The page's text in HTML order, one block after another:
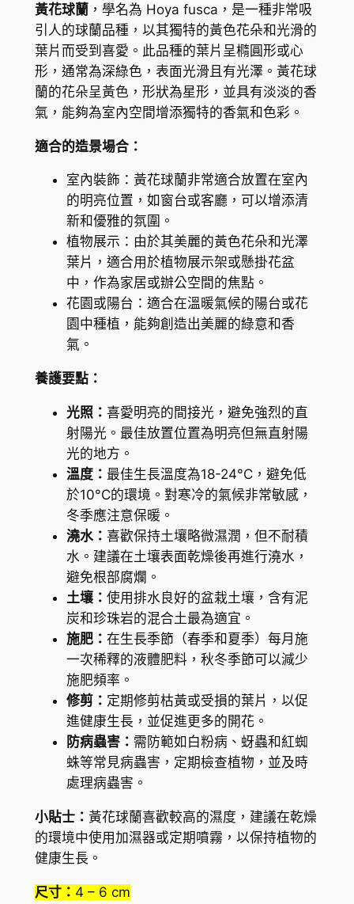
f
u
s
c
a
W
a
黃花球蘭，學名為 Hoya fusca ，是一種非常吸
引人的球蘭品種，以其獨特的黃色花朵和光滑的
葉片而受到喜愛。此品種的葉片呈橢圓形或心
形，通常為深綠色，表面光滑且有光澤。黃花球
蘭的花朵呈黃色，形狀為星形，並具有淡淡的香
氣，能夠為室內空間增添獨特的香氣和色彩。
適合的造景場合：
室內裝飾：黃花球蘭非常適合放置在室內
的明亮位置，如窗台或客廳，可以增添清
新和優雅的氛圍。
植物展示：由於其美麗的黃色花朵和光澤
葉片，適合用於植物展示架或懸掛花盆
中，作為家居或辦公空間的焦點。
花園或陽台：適合在溫暖氣候的陽台或花
園中種植，能夠創造出美麗的綠意和香
氣。
養護要點：
光照： 喜愛明亮的間接光，避免強烈的直
射陽光。最佳放置位置為明亮但無直射陽
光的地方。
溫度： 最佳生長溫度為18-24°C，避免低
於10°C的環境。對寒冷的氣候非常敏感，
冬季應注意保暖。
澆水： 喜歡保持土壤略微濕潤，但不耐積
水。建議在土壤表面乾燥後再進行澆水，
避免根部腐爛。
土壤： 使用排水良好的盆栽土壤，含有泥
炭和珍珠岩的混合土最為適宜。
施肥： 在生長季節（春季和夏季）每月施
一次稀釋的液體肥料，秋冬季節可以減少
施肥頻率。
修剪： 定期修剪枯黃或受損的葉片，以促
進健康生長，並促進更多的開花。
防病蟲害： 需防範如白粉病、蚜蟲和紅蜘
蛛等常見病蟲害，定期檢查植物，並及時
處理病蟲害。
小貼士： 黃花球蘭喜歡較高的濕度，建議在乾燥
的環境中使用加濕器或定期噴霧，以保持植物的
健康生長。
尺寸： 4 – 6 cm